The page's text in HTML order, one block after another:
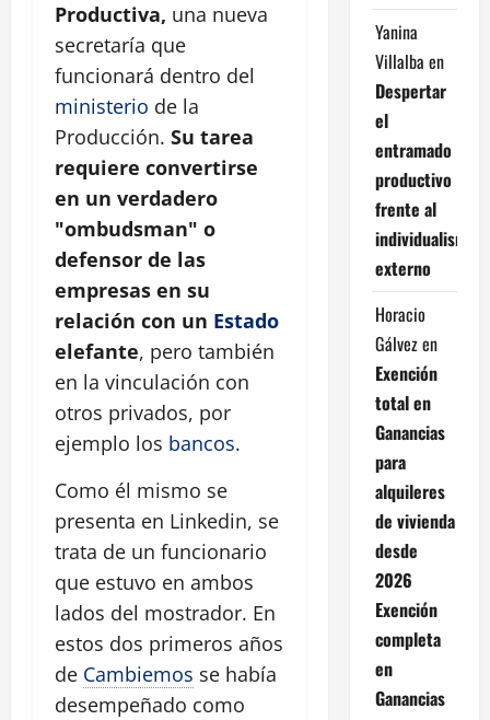
Productiva, una nueva
secretaría que
funcionará dentro del
ministerio de la
Producción. Su tarea
requiere convertirse
en un verdadero
"ombudsman" o
defensor de las
empresas en su
relación con un Estado
elefante, pero también
en la vinculación con
otros privados, por
ejemplo los bancos.
Como él mismo se
presenta en Linkedin, se
trata de un funcionario
que estuvo en ambos
lados del mostrador. En
estos dos primeros años
de Cambiemos se había
desempeñado como
Yanina
Villalba en
Despertar
el
entramado
productivo
frente al
individualismo
externo
Horacio
Gálvezen
Exención
total en
Ganancias
para
alquileres
de vivienda
desde
2026
Exención
completa
en
Ganancias